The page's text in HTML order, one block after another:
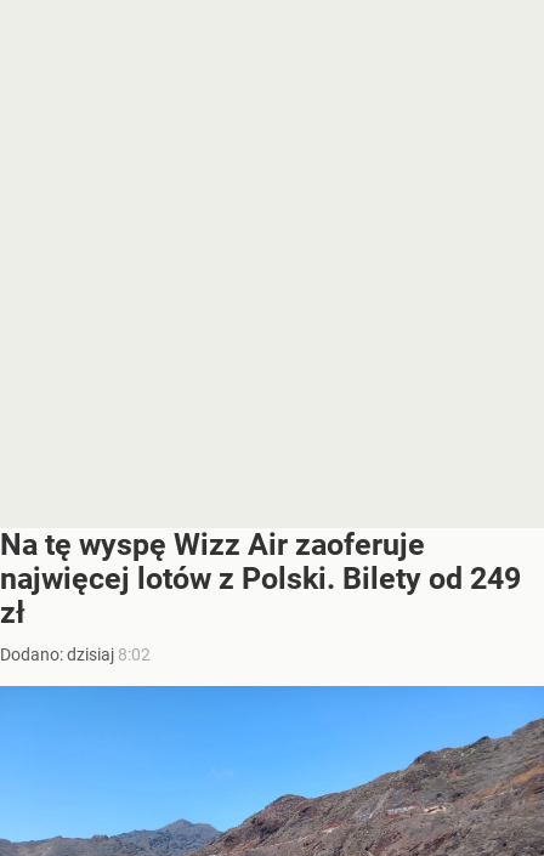
Na tę wyspę Wizz Air zaoferuje
najwięcej lotów z Polski. Bilety od 249
zł
Dodano:dzisiaj 8:02